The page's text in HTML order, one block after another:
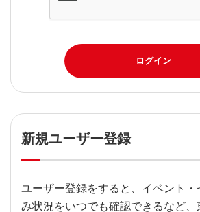
ログイン
新規ユーザー登録
ユーザー登録をすると、イベント
み状況をいつでも確認できるなど